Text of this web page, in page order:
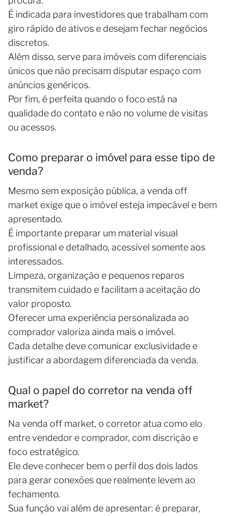
É indicada para investidores que trabalham com
giro rápido de ativos e desejam fechar negócios
discretos.
Além disso, serve para imóveis com diferenciais
únicos que não precisam disputar espaço com
anúncios genéricos.
Por fim, é perfeita quando o foco está na
qualidade do contato e não no volume de visitas
ou acessos.
Como preparar o imóvel para esse tipo de
venda?
Mesmo sem exposição pública, a venda off
market exige que o imóvel esteja impecável e bem
apresentado.
É importante preparar um material visual
profissional e detalhado, acessível somente aos
interessados.
Limpeza, organização e pequenos reparos
transmitem cuidado e facilitam a aceitação do
valor proposto.
Oferecer uma experiência personalizada ao
comprador valoriza ainda mais o imóvel.
Cada detalhe deve comunicar exclusividade e
justificar a abordagem diferenciada da venda.
Qual o papel do corretor na venda off
market?
Na venda off market, o corretor atua como elo
entre vendedor e comprador, com discrição e
foco estratégico.
Ele deve conhecer bem o perfil dos dois lados
para gerar conexões que realmente levem ao
fechamento.
Sua função vai além de apresentar: é preparar,